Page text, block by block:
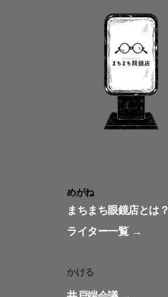
めがね
まちまち眼鏡店とは？
ライター一覧
かける